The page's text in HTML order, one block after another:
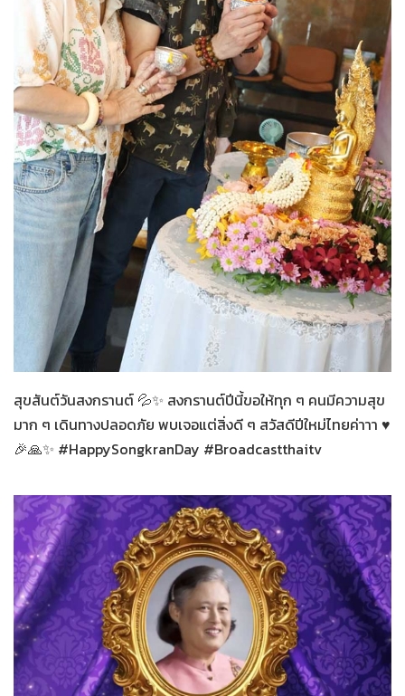
11-04-2569
สุขสันต์วันสงกรานต์ 💦✨ สงกรานต์ปีนี้ขอให้ทุก ๆ คนมีความสุข
มาก ๆ เดินทางปลอดภัย พบเจอแต่สิ่งดี ๆ สวัสดีปีใหม่ไทยค่าาา ♥️
🎉🙏✨ #HappySongkranDay #Broadcastthaitv